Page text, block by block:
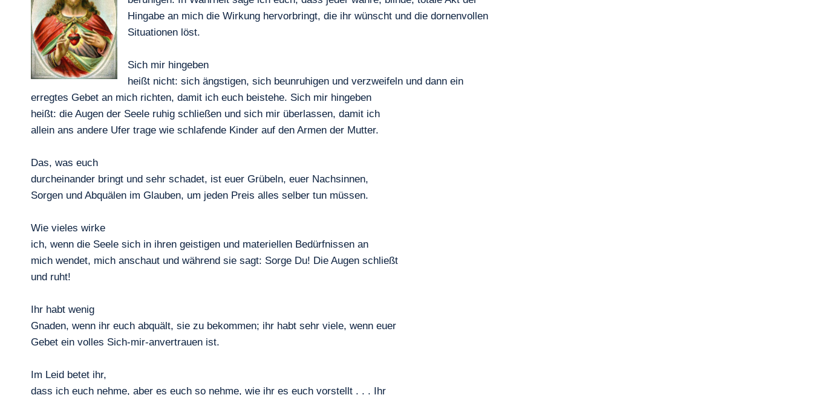
Hingabe an mich die Wirkung hervorbringt, die ihr wünscht und die dornenvollen
Situationen löst.
Sich mir hingeben
heißt nicht: sich ängstigen, sich beunruhigen und verzweifeln und dann ein
erregtes Gebet an mich richten, damit ich euch beistehe. Sich mir hingeben
heißt: die Augen der Seele ruhig schließen und sich mir überlassen, damit ich
allein ans andere Ufer trage wie schlafende Kinder auf den Armen der Mutter.
Das, was euch
durcheinander bringt und sehr schadet, ist euer Grübeln, euer Nachsinnen,
Sorgen und Abquälen im Glauben, um jeden Preis alles selber tun müssen.
Wie vieles wirke
ich, wenn die Seele sich in ihren geistigen und materiellen Bedürfnissen an
mich wendet, mich anschaut und während sie sagt: Sorge Du! Die Augen schließt
und ruht!
Ihr habt wenig
Gnaden, wenn ihr euch abquält, sie zu bekommen; ihr habt sehr viele, wenn euer
Gebet ein volles Sich-mir-anvertrauen ist.
Im Leid betet ihr,
dass ich euch nehme, aber es euch so nehme, wie ihr es euch vorstellt . . . Ihr